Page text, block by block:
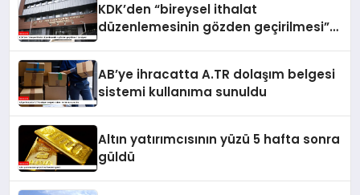
KDK’den “bireysel ithalat
düzenlemesinin gözden geçirilmesi”
AB’ye ihracatta A.TR dolaşım belgesi
sistemi kullanıma sunuldu
Altın yatırımcısının yüzü 5 hafta sonra
güldü